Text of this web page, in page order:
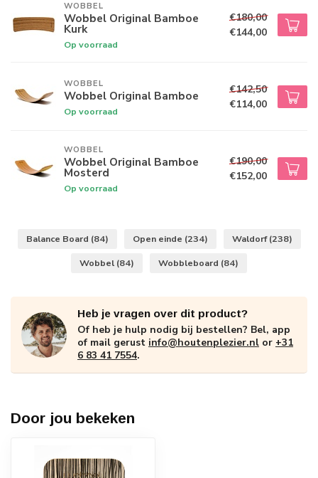
WOBBEL
Wobbel Original Bamboe
Kurk
Op voorraad
€180,00
€144,00
WOBBEL
Wobbel Original Bamboe
Op voorraad
€142,50
€114,00
WOBBEL
Wobbel Original Bamboe
Mosterd
Op voorraad
€190,00
€152,00
Balance Board (84) Open einde (234) Waldorf(238)
Wobbel (84) Wobbleboard (84)
Heb je vragen over dit product?
Of heb je hulp nodig bij bestellen? Bel, app
of mail gerust info@houtenplezier.nl or +31
6 83 41 7554.
Door jou bekeken